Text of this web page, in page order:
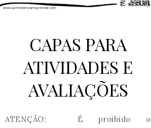
CAPAS PARA
ATIVIDADES E
AVALIAÇÕES
ATENÇÃO: É proibido o